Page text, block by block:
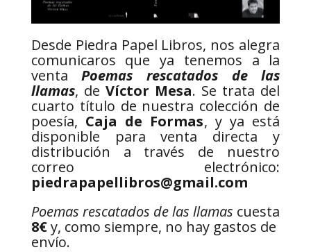
Desde Piedra Papel Libros, nos alegra
comunicaros que ya tenemos a la
ventaPoemas rescatados de las
llamas, de Víctor Mesa. Se trata del
cuarto título de nuestra colección de
poesía, Caja de Formas, y ya está
disponible para venta directa y
distribución a través de nuestro
correo electrónico:
piedrapapellibros@gmail.com
Poemas rescatados de las llamas cuesta
8€y, como siempre, no hay gastos de
envío.